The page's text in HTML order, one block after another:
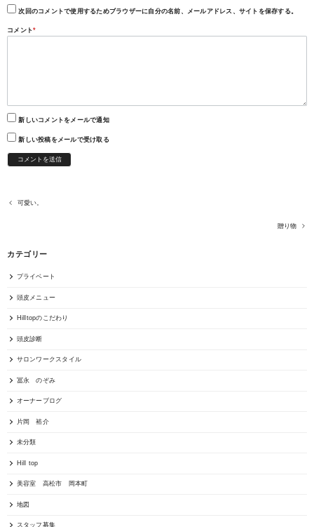
次回のコメントで使用するためブラウザーに自分の名前、メールアドレス、サイトを保存する。
コメント*
新しいコメントをメールで通知
新しい投稿をメールで受け取る
可愛い。
贈り物
カテゴリー
プライベート
頭皮メニュー
Hilltopのこだわり
頭皮診断
サロンワークスタイル
冨永 のぞみ
オーナーブログ
片岡 裕介
未分類
Hill top
美容室 高松市 岡本町
地図
スタッフ募集